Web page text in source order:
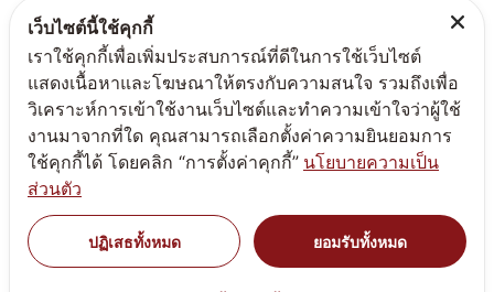
สามารถติดตามพรีมา แคร์ ได้ตามช่องทางต่างๆ เพื่อไม่ให้ท่านพ
ลาดโปรโมชั่นดีๆ
Copyright PREMACARE
All Rights Reserved
NAPAPORN S.
เว็บไซต์นี้ใช้คุกกี้
เราใช้คุกกี้เพื่อเพิ่มประสบการณ์ที่ดีในการใช้เว็บไซต์
แสดงเนื้อหาและโฆษณาให้ตรงกับความสนใจ รวมถึงเพื่อ
วิเคราะห์การเข้าใช้งานเว็บไซต์และทำความเข้าใจว่าผู้ใช้
งานมาจากที่ใด คุณสามารถเลือกตั้งค่าความยินยอมการ
ใช้คุกกี้ได้ โดยคลิก “การตั้งค่าคุกกี้” นโยบายความเป็น
ส่วนตัว
ปฏิเสธทั้งหมด ยอมรับทั้งหมด